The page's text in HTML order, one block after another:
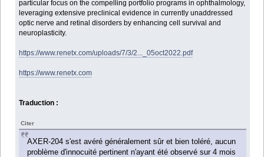
particular focus on the compelling portfolio programs in ophthalmology,
leveraging extensive preclinical evidence in currently unaddressed
optic nerve and retinal disorders by enhancing cell survival and
neuroplasticity.
https://www.renetx.com/uploads/7/3/2..._05oct2022.pdf
https://www.renetx.com
Traduction :
Citer
AXER-204 s'est avéré généralement sûr et bien toléré, aucun
problème d'innocuité pertinent n'ayant été observé sur 4 mois